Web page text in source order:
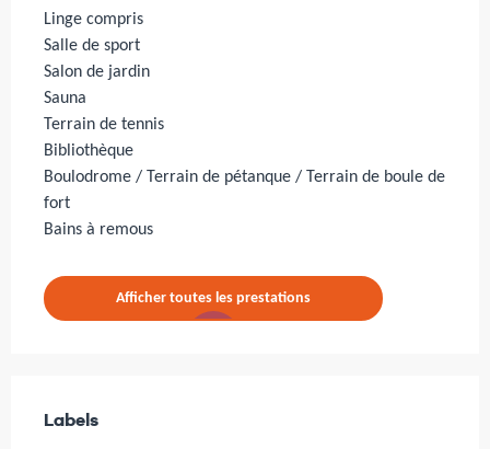
Linge compris
Salle de sport
Salon de jardin
Sauna
Terrain de tennis
Bibliothèque
Boulodrome / Terrain de pétanque / Terrain de boule de
fort
Bains à remous
Afficher toutes les prestations
Labels
Labels